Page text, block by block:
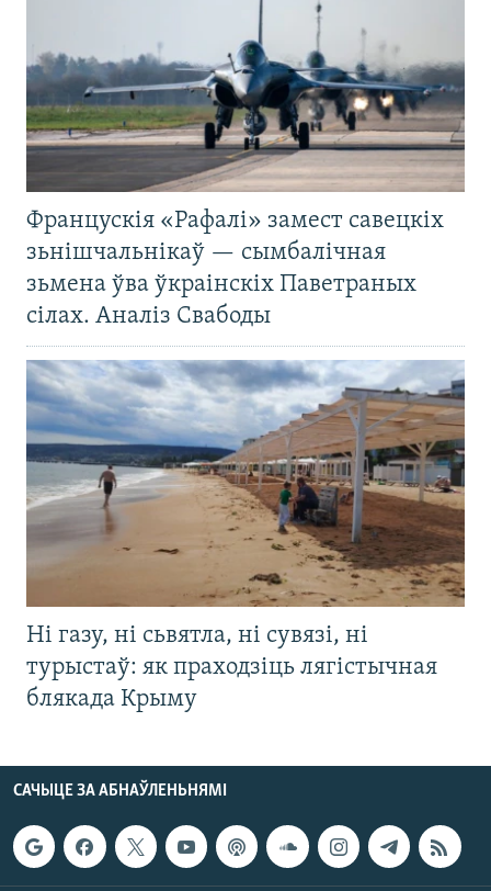
Францускія «Рафалі» замест савецкіх
зьнішчальнікаў — сымбалічная
зьмена ўва ўкраінскіх Паветраных
сілах. Аналіз Свабоды
Ні газу, ні сьвятла, ні сувязі, ні
турыстаў: як праходзіць лягістычная
блякада Крыму
САЧЫЦЕ ЗА АБНАЎЛЕНЬНЯМІ